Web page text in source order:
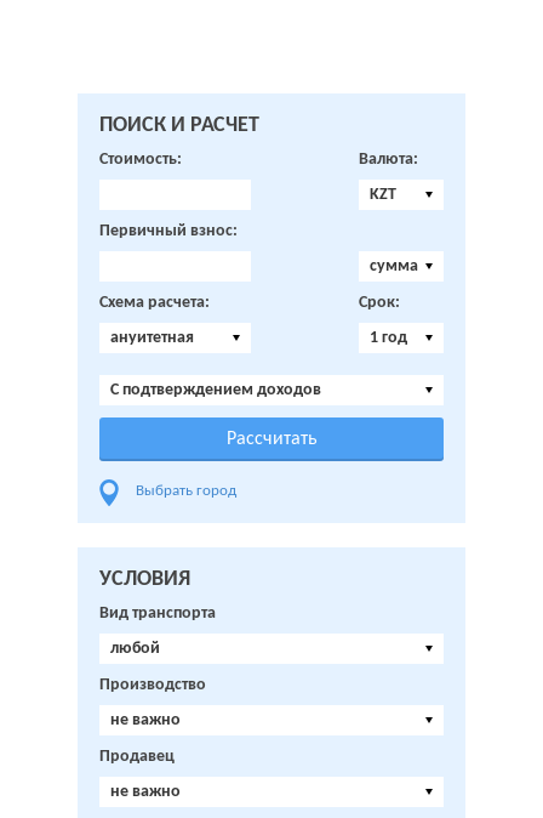
ПОИСК И РАСЧЕТ
Стоимость:
Валюта:
KZT
Первичный взнос:
сумма
Схема расчета:
ануитетная
Срок:
1 год
C подтверждением доходов
Выбрать город
УСЛОВИЯ
Вид транспорта
любой
Производство
не важно
Продавец
не важно